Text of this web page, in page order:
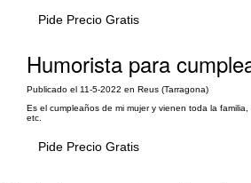
Pide Precio Gratis
Humorista para
Publicado el 11-5-2022 en Reus (Tarragona)
Es el cumpleaños de mi mujer y vienen toda la
etc.
Pide Precio Gratis